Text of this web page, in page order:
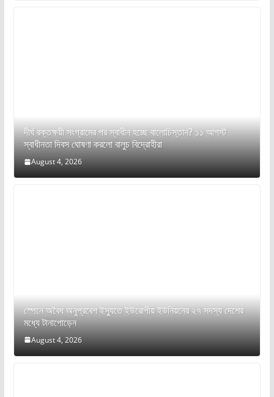
দীর্ঘ রক্তক্ষয়ী সংগ্রামের পর স্বাধীন হচ্ছে বালোচিস্তান? ১১ আগস্ট
স্বাধীনতা দিবস ঘোষণা করলো বালুচ বিদ্রোহীরা
August 4, 2026
স্পেনে অবৈধ অনুপ্রবেশ ইস্যুতে ইউরোপীয় ইউনিয়নের ২৭ সদস্য দেশের
মধ্যে টানাপোড়েন
August 4, 2026